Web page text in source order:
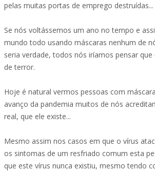
pelas muitas portas de emprego destruídas...
Se nós voltássemos um ano no tempo e
mundo todo usando máscaras nenhum de
seria verdade, todos nós iríamos pensar
de terror.
Hoje é natural vermos pessoas com
avanço da pandemia muitos de nós
real, que ele existe...
Mesmo assim nos casos em que o vírus
os sintomas de um resfriado comum esta
que este vírus nunca existiu, mesmo tendo